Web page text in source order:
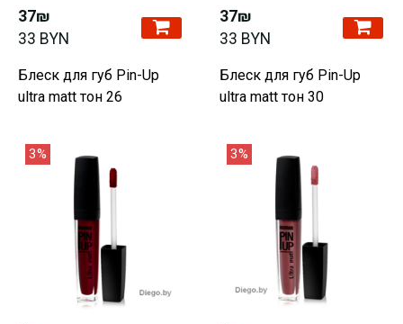
37₪
33 BYN
Блеск для губ Pin-Up
ultra matt тон 26
37₪
33 BYN
Блеск для губ Pin-Up
ultra matt тон 30
3% 3%